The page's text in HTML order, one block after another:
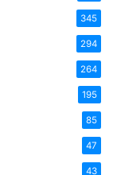
345
294
264
195
85
47
43